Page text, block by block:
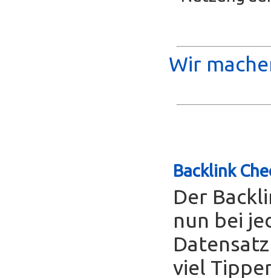
Wir
Backlink
Der
nun bei
viel